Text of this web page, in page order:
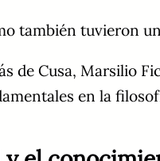
también tuvieron
de Cusa, Marsilio
en la